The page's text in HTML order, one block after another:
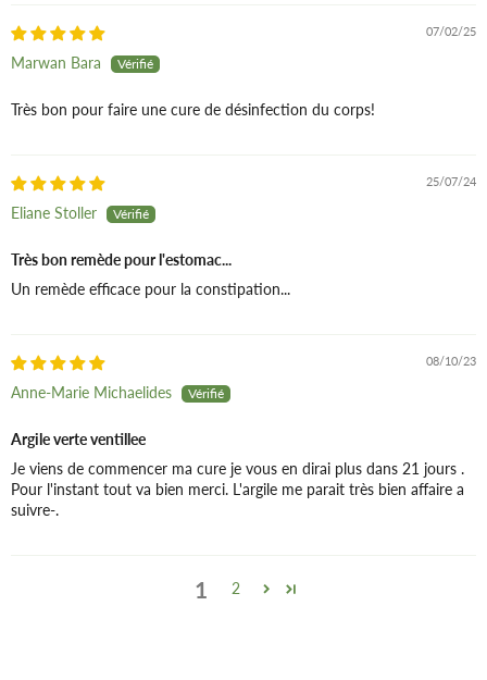
07/02/25
Marwan Bara
Très bon pour faire une cure de désinfection du corps!
25/07/24
Eliane Stoller
Très bon remède pour l'estomac...
Un remède efficace pour la constipation...
08/10/23
Anne-Marie Michaelides
Argile verte ventillee
Je viens de commencer ma cure je vous en dirai plus dans 21 jours .
Pour l'instant tout va bien merci. L'argile me parait très bien affaire a
suivre-.
1 2